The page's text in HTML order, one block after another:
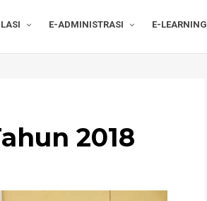
E-ADMINISTRASI E-LEARNING
2018